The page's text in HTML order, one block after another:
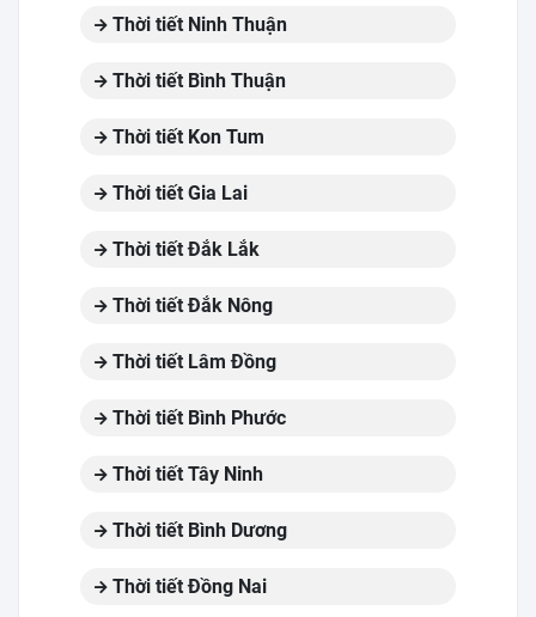
Thời tiết Ninh Thuận
Thời tiết Bình Thuận
Thời tiết Kon Tum
Thời tiết Gia Lai
Thời tiết Đắk Lắk
Thời tiết Đắk Nông
Thời tiết Lâm Đồng
Thời tiết Bình Phước
Thời tiết Tây Ninh
Thời tiết Bình Dương
Thời tiết Đồng Nai